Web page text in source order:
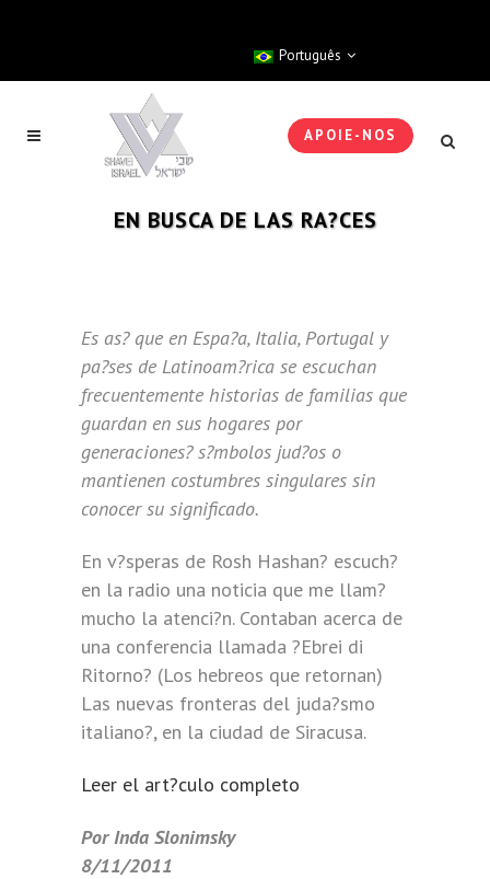
Português
APOIE-NOS
EN BUSCA DE LAS RA?CES
Es as? que en Espa?a, Italia, Portugal y
pa?ses de Latinoam?rica se escuchan
frecuentemente historias de familias que
guardan en sus hogares por
generaciones? s?mbolos jud?os o
mantienen costumbres singulares sin
conocer su significado.
En v?speras de Rosh Hashan? escuch?
en la radio una noticia que me llam?
mucho la atenci?n. Contaban acerca de
una conferencia llamada ?Ebrei di
Ritorno? (Los hebreos que retornan)
Las nuevas fronteras del juda?smo
italiano?, en la ciudad de Siracusa.
Leer el art?culo completo
Por Inda Slonimsky
8/11/2011